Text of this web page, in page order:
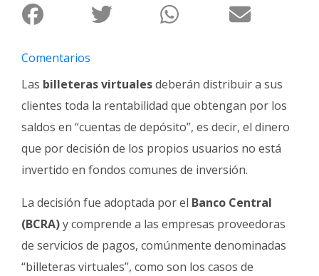
Fúnebres
Comentarios
Las billeteras virtualesdeberán distribuir a sus
clientes toda la rentabilidad que obtengan por los
saldos en “cuentas de depósito”, es decir, el dinero
que por decisión de los propios usuarios no está
invertido en fondos comunes de inversión.
La decisión fue adoptada por el Banco Central
(BCRA)y comprende a las empresas proveedoras
de servicios de pagos, comúnmente denominadas
“billeteras virtuales”, como son los casos de